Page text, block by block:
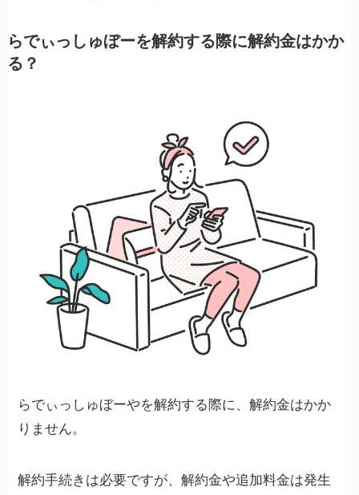
らでぃっしゅぼーを解約する際に解約金はかか
る？
らでぃっしゅぼーやを解約する際に、解約金はかか
りません。
解約手続きは必要ですが、解約金や追加料金は発生